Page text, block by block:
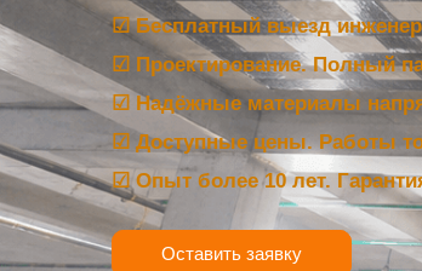
☑ Бесплатный выезд
☑ Проектирование. Полный
☑ Надёжные материалы
☑ Доступные цены. Работы
☑ Опыт более 10 лет.
Оставить заявку